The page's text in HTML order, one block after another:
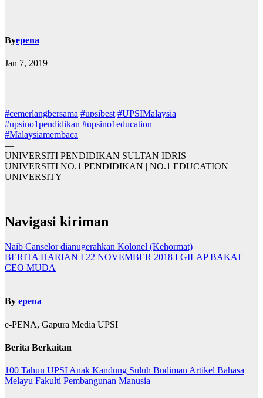
Byepena
Jan 7, 2019
#cemerlangbersama #upsibest #UPSIMalaysia
#upsino1pendidikan #upsino1education
#Malaysiamembaca
—
UNIVERSITI PENDIDIKAN SULTAN IDRIS
UNIVERSITI NO.1 PENDIDIKAN | NO.1 EDUCATION
UNIVERSITY
Navigasi kiriman
Naib Canselor dianugerahkan Kolonel (Kehormat)
BERITA HARIAN I 22 NOVEMBER 2018 I GILAP BAKAT
CEO MUDA
By epena
e-PENA, Gapura Media UPSI
Berita Berkaitan
100 Tahun UPSI Anak Kandung Suluh Budiman Artikel Bahasa
Melayu Fakulti Pembangunan Manusia